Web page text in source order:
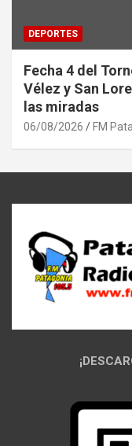
DEPORTES
Fecha 4 del
Vélez y San
las miradas
06/08/2026 FM